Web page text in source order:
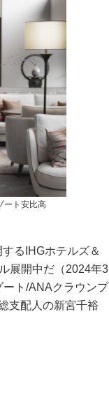
ート安比高
るIHGホテルズ＆
展開中だ（2024年3
ト/ANAクラウンプ
支配人の新宮千裕